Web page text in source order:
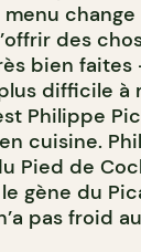
des
bien
difficile à
Philippe
cuisine.
Pied de
gène du
pas froid